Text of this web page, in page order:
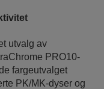
utvalg av
PRO10-
fargeutvalget
PK/MK-dyser og